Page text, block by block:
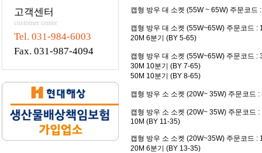
고객센터
customer center
Tel. 031-984-6003
Fax. 031-987-4094
캡형 방우 대 소켓 (55W ~ 65W) 주문코드
캡형 방우 대 소켓 (55W~65W) 주문코드 :
20M 6분기 (BY 5-65)
캡형 방우 대 소켓 (55W~65W) 주문코드 :
30M 10분기 (BY 7-65)
50M 10분기 (BY 8-65)
캡형 방우 소 소켓 (20W~ 35W) 주문코드
캡형 방우 소 소켓 (20W~ 35W) 주문코드
10M (BY 11-35)
캡형 방우 소 소켓 (20W~35W) 주문코드 :
20M 6분기 (BY 13-35)